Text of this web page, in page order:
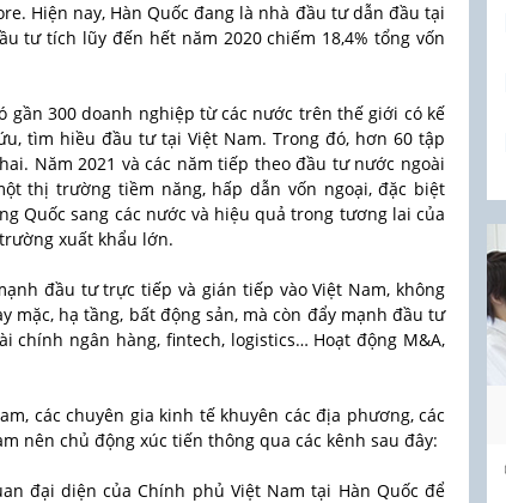
Hiện nay, Hàn Quốc đang là nhà đầu tư dẫn đầu tại
tư tích lũy đến hết năm 2020 chiếm 18,4% tổng vốn
300 doanh nghiệp từ các nước trên thế giới có kế
tìm hiều đầu tư tại Việt Nam. Trong đó, hơn 60 tập
Năm 2021 và các năm tiếp theo đầu tư nước ngoài
thị trường tiềm năng, hấp dẫn vốn ngoại, đặc biệt
Quốc sang các nước và hiệu quả trong tương lai của
xuất khẩu lớn.
đầu tư trực tiếp và gián tiếp vào Việt Nam, không
hạ tầng, bất động sản, mà còn đẩy mạnh đầu tư
chính ngân hàng, fintech, logistics… Hoạt động M&A,
các chuyên gia kinh tế khuyên các địa phương, các
nên chủ động xúc tiến thông qua các kênh sau đây:
đại diện của Chính phủ Việt Nam tại Hàn Quốc để